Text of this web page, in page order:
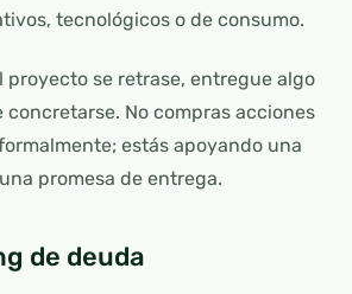
tecnológicos o de consumo.
proyecto se retrase, entregue algo
No compras acciones
estás apoyando una
promesa de entrega.
de deuda